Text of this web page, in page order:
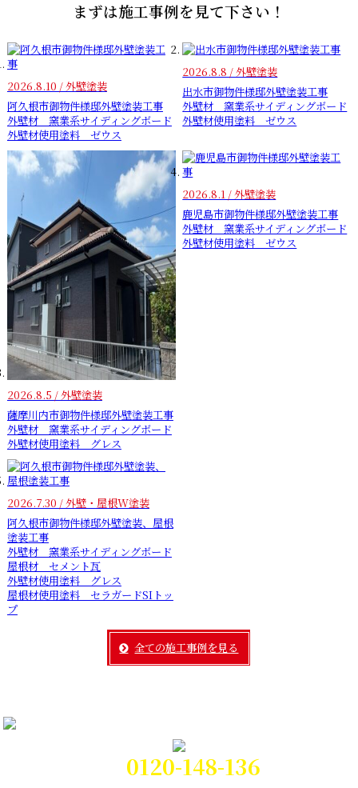
まずは施工事例を見て下さい！
2026.8.10 / 外壁塗装
阿久根市御物件様邸外壁塗装工事
外壁材 窯業系サイディングボード
外壁材使用塗料 ゼウス
2026.8.8 / 外壁塗装
出水市御物件様邸外壁塗装工事
外壁材 窯業系サイディングボード
外壁材使用塗料 ゼウス
2026.8.5 / 外壁塗装
薩摩川内市御物件様邸外壁塗装工事
外壁材 窯業系サイディングボード
外壁材使用塗料 グレス
2026.8.1 / 外壁塗装
鹿児島市御物件様邸外壁塗装工事
外壁材 窯業系サイディングボード
外壁材使用塗料 ゼウス
2026.7.30 / 外壁・屋根W塗装
阿久根市御物件様邸外壁塗装、屋根
塗装工事
外壁材 窯業系サイディングボード
屋根材 セメント瓦
外壁材使用塗料 グレス
屋根材使用塗料 セラガードSIトッ
プ
全ての施工事例を見る
0120-148-136